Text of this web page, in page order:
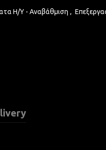
Η/Υ - Αναβάθμιση ,